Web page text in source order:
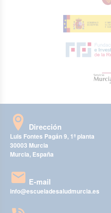
Dirección
Luis Fontes Pagán 9, 1ª planta
30003 Murcia
Murcia, España
E-mail
info@escueladesaludmurcia.es